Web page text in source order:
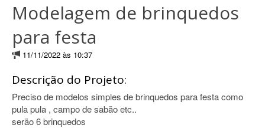
Modelagem de brinquedos
para festa
11/11/2022 às 10:37
Descrição do Projeto:
Preciso de modelos simples de brinquedos para festa como
pula pula , campo de sabão etc..
serão 6 brinquedos